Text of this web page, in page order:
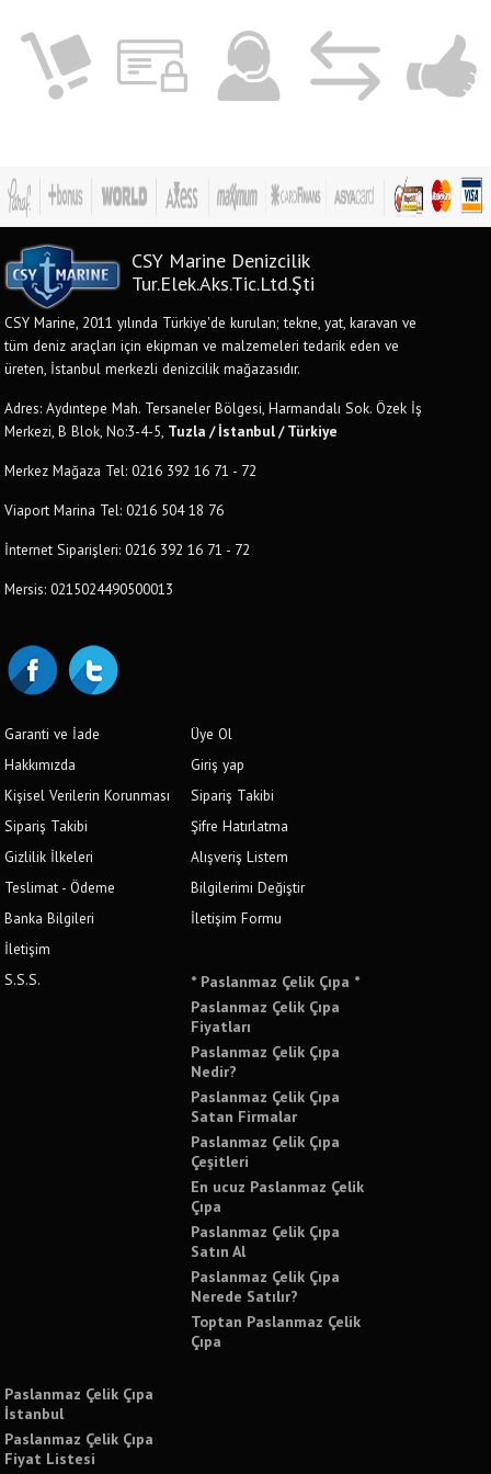
CSY Marine Denizcilik
Tur.Elek.Aks.Tic.Ltd.Şti
CSY Marine, 2011 yılında Türkiye'de kurulan; tekne, yat, karavan ve
tüm deniz araçları için ekipman ve malzemeleri tedarik eden ve
üreten, İstanbul merkezli denizcilik mağazasıdır.
Adres: Aydıntepe Mah. Tersaneler Bölgesi, Harmandalı Sok. Özek İş
Merkezi, B Blok, No:3-4-5, Tuzla / İstanbul / Türkiye
Merkez Mağaza Tel: 0216 392 16 71 - 72
Viaport Marina Tel: 0216 504 18 76
İnternet Siparişleri: 0216 392 16 71 - 72
Mersis: 0215024490500013
Garanti ve İade
Hakkımızda
Kişisel Verilerin Korunması
Sipariş Takibi
Gizlilik İlkeleri
Teslimat - Ödeme
Banka Bilgileri
İletişim
S.S.S.
Üye Ol
Giriş yap
Sipariş Takibi
Şifre Hatırlatma
Alışveriş Listem
Bilgilerimi Değiştir
İletişim Formu
* Paslanmaz Çelik Çıpa *
Paslanmaz Çelik Çıpa
Fiyatları
Paslanmaz Çelik Çıpa
Nedir?
Paslanmaz Çelik Çıpa
Satan Firmalar
Paslanmaz Çelik Çıpa
Çeşitleri
En ucuz Paslanmaz Çelik
Çıpa
Paslanmaz Çelik Çıpa
Satın Al
Paslanmaz Çelik Çıpa
Nerede Satılır?
Toptan Paslanmaz Çelik
Çıpa
Paslanmaz Çelik Çıpa
İstanbul
Paslanmaz Çelik Çıpa
Fiyat Listesi